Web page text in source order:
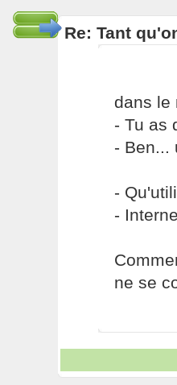
Re: Tant
dans le
- Tu as
- Ben...
-
-
ne se